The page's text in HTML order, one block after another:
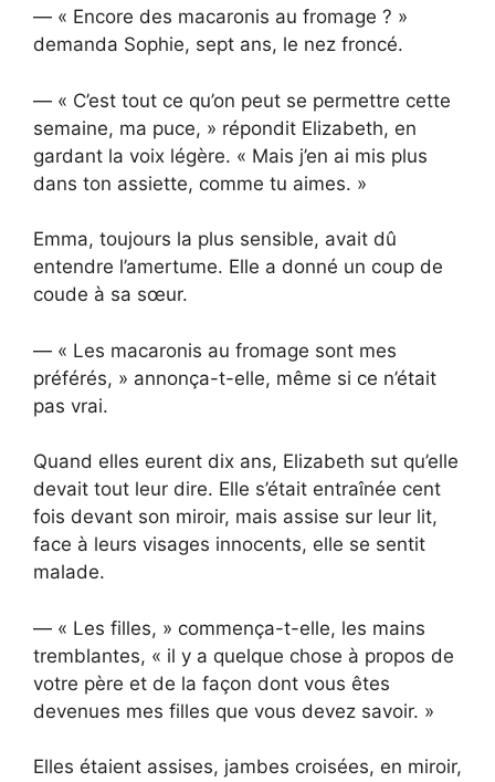
— « Encore des macaronis au fromage ? »
demanda Sophie, sept ans, le nez froncé.
— « C’est tout ce qu’on peut se permettre cette
semaine, ma puce, » répondit Elizabeth, en
gardant la voix légère. « Mais j’en ai mis plus
dans ton assiette, comme tu aimes. »
Emma, toujours la plus sensible, avait dû
entendre l’amertume. Elle a donné un coup de
coude à sa sœur.
— « Les macaronis au fromage sont mes
préférés, » annonça-t-elle, même si ce n’était
pas vrai.
Quand elles eurent dix ans, Elizabeth sut qu’elle
devait tout leur dire. Elle s’était entraînée cent
fois devant son miroir, mais assise sur leur lit,
face à leurs visages innocents, elle se sentit
malade.
— « Les filles, » commença-t-elle, les mains
tremblantes, « il y a quelque chose à propos de
votre père et de la façon dont vous êtes
devenues mes filles que vous devez savoir. »
Elles étaient assises, jambes croisées, en miroir,